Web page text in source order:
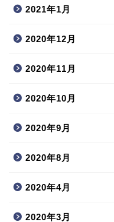
2021年1月
2020年12月
2020年11月
2020年10月
2020年9月
2020年8月
2020年4月
2020年3月